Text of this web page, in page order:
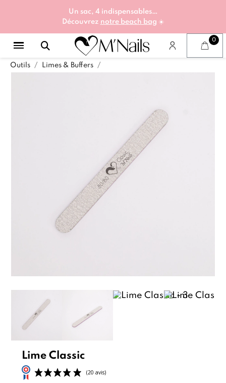
Un sac, 4 indispensables…
Découvrez notre beach bag ☀️
Outils Limes & Buffers
Lime Classic